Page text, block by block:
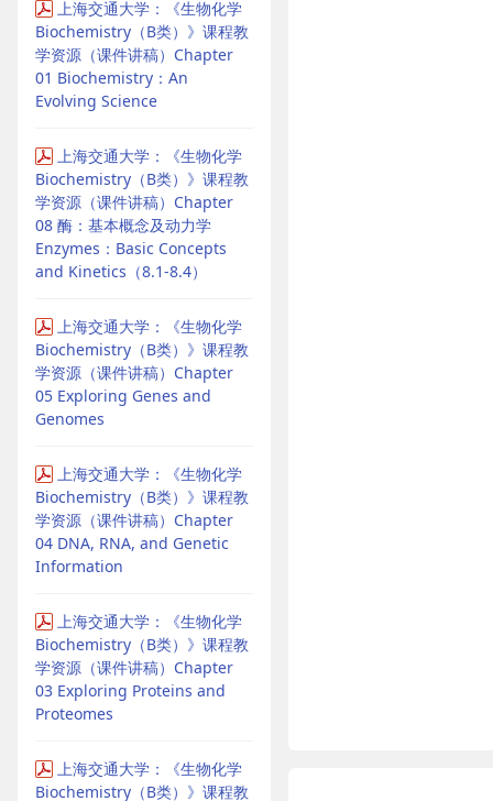
上海交通大学：《生物化学
Biochemistry（B类）》课程教
学资源（课件讲稿）Chapter
01 Biochemistry：An
Evolving Science
上海交通大学：《生物化学
Biochemistry（B类）》课程教
学资源（课件讲稿）Chapter
08 酶：基本概念及动力学
Enzymes：Basic Concepts
and Kinetics（8.1-8.4）
上海交通大学：《生物化学
Biochemistry（B类）》课程教
学资源（课件讲稿）Chapter
05 Exploring Genes and
Genomes
上海交通大学：《生物化学
Biochemistry（B类）》课程教
学资源（课件讲稿）Chapter
04 DNA, RNA, and Genetic
Information
上海交通大学：《生物化学
Biochemistry（B类）》课程教
学资源（课件讲稿）Chapter
03 Exploring Proteins and
Proteomes
上海交通大学：《生物化学
Biochemistry（B类）》课程教